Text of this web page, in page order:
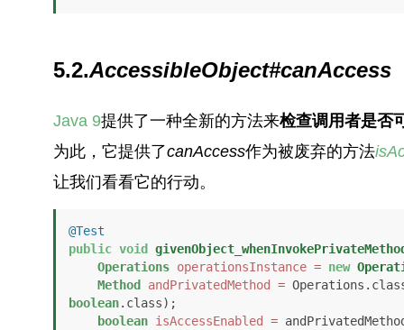
5.2.AccessibleObject#canAccess
Java 9提供了一种全新的方法来检查调用者是否
为此，它提供了canAccess作为被废弃的方法
让我们看看它的行动。
@Test
public void
Operations operationsInstance = new
Method
andPrivatedMethod =
boolean.class);
boolean isAccessEnabled =